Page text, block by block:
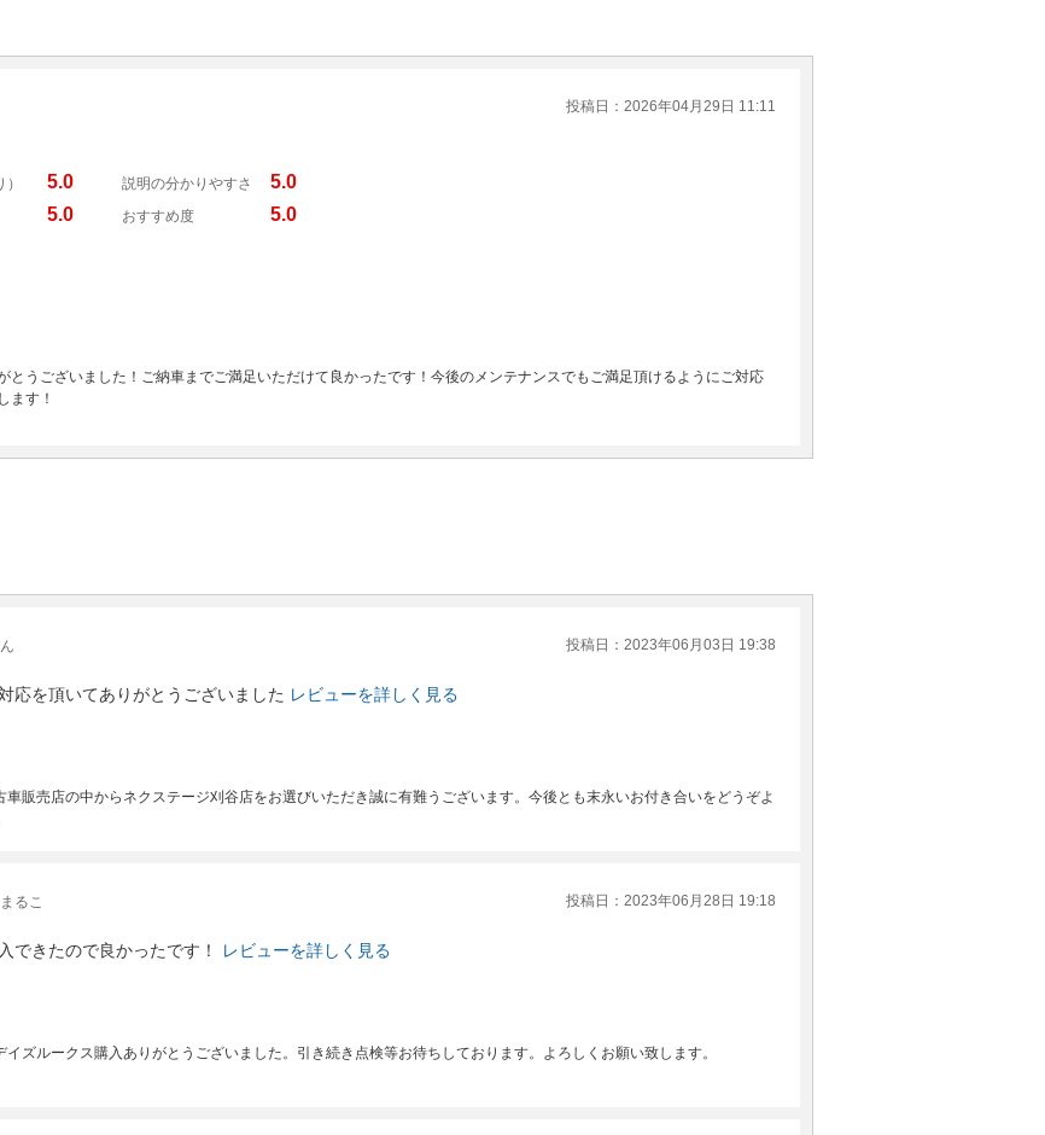
投稿日：2026年04月29日 11:11
5.0 説明の分かりやすさ 5.0
5.0 おすすめ度 5.0
とうございました！ご納車までご満足いただけて良かったです！今後のメンテナンスでもご満足頂けるようにご対応
ます！
投稿日：2023年06月03日 19:38
応を頂いてありがとうございました レビューを詳しく見る
車販売店の中からネクステージ刈谷店をお選びいただき誠に有難うございます。今後とも末永いお付き合いをどうぞよ
るこ 投稿日：2023年06月28日 19:18
できたので良かったです！ レビューを詳しく見る
イズルークス購入ありがとうございました。引き続き点検等お待ちしております。よろしくお願い致します。